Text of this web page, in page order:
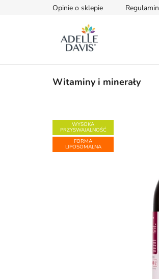
Opinie o sklepie Regulamin
Witaminy i minerały
WYSOKA
PRZYSWAJALNOŚĆ
FORMA
LIPOSOMALNA